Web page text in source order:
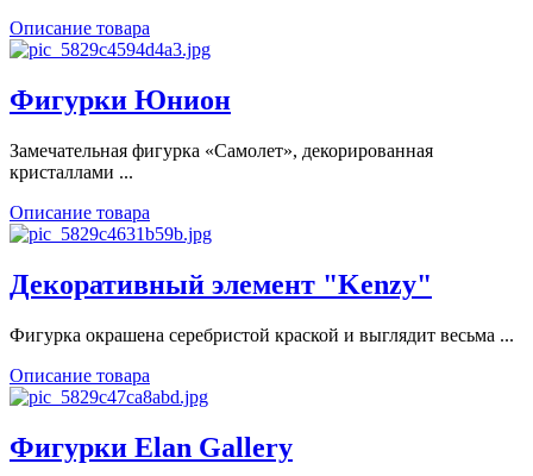
Описание товара
Фигурки Юнион
Замечательная фигурка «Самолет», декорированная
кристаллами ...
Описание товара
Декоративный элемент "Kenzy"
Фигурка окрашена серебристой краской и выглядит весьма ...
Описание товара
Фигурки Elan Gallery